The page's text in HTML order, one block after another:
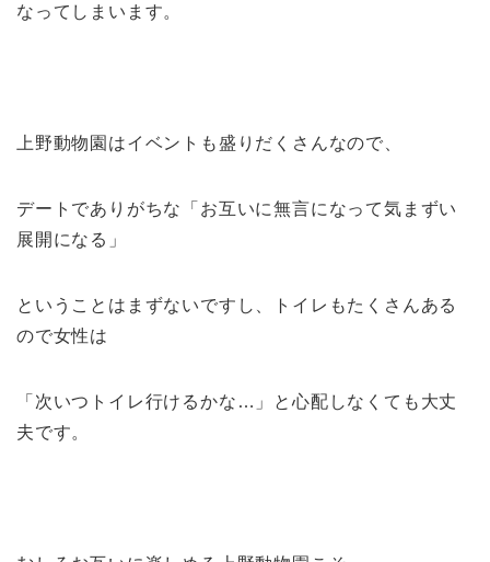
なってしまいます。
上野動物園はイベントも盛りだくさんなので、
デートでありがちな「お互いに無言になって気まずい
展開になる」
ということはまずないですし、トイレもたくさんある
ので女性は
「次いつトイレ行けるかな…」と心配しなくても大丈
夫です。